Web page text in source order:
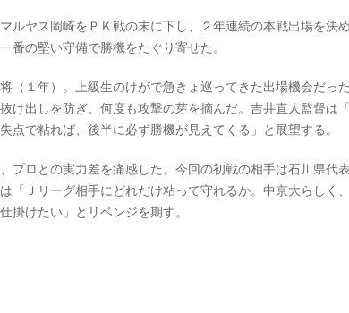
ルヤス岡崎をＰＫ戦の末に下し、２年連続の本戦出場を決め
番の堅い守備で勝機をたぐり寄せた。
（１年）。上級生のけがで急きょ巡ってきた出場機会だった
け出しを防ぎ、何度も攻撃の芽を摘んだ。吉井直人監督は
点で粘れば、後半に必ず勝機が見えてくる」と展望する。
プロとの実力差を痛感した。今回の初戦の相手は石川県代
「Ｊリーグ相手にどれだけ粘って守れるか。中京大らしく
掛けたい」とリベンジを期す。